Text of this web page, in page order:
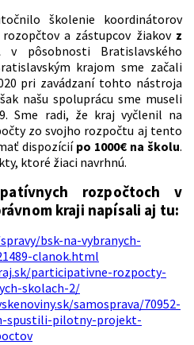
školenie koordinátorov
a zástupcov žiakov z
v pôsobnosti Bratislavského
krajom sme začali
pri zavádzaní tohto nástroja
našu spoluprácu sme museli
Sme radi, že kraj vyčlenil na
zo svojho rozpočtu aj tento
dispozícií po 1000€ na školu.
ktoré žiaci navrhnú.
rozpočtoch v
kraji napísali aj tu:
bsk-na-vybranych-
clanok.html
participativne-rozpocty-
skolach-2/
samosprava/70952-
spustili-pilotny-projekt-